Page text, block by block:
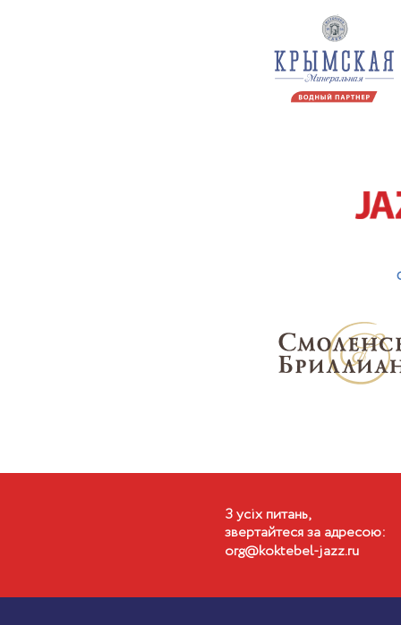
З усiх питань,
звертайтеся за адресою:
org@koktebel-jazz.ru